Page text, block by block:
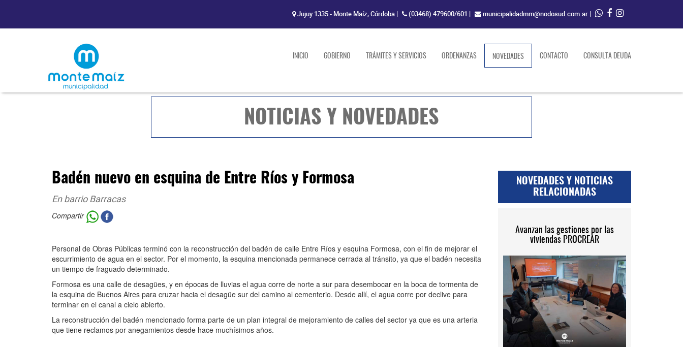
Jujuy 1335 - Monte Maíz, Córdoba | (03468) 479600/601 | municipalidadmm@nodosud.com.ar |
INICIO GOBIERNO TRÁMITES Y SERVICIOS ORDENANZAS NOVEDADES(current)CONTACTO CONSULTA DEUDA
NOTICIAS Y NOVEDADES
Badén nuevo en esquina de Entre Ríos y Formosa
En barrio Barracas
Compartir
Personal de Obras Públicas terminó con la reconstrucción del badén de calle Entre Ríos y esquina Formosa, con el fin de mejorar el
escurrimiento de agua en el sector. Por el momento, la esquina mencionada permanece cerrada al tránsito, ya que el badén necesita
un tiempo de fraguado determinado.
Formosa es una calle de desagües, y en épocas de lluvias el agua corre de norte a sur para desembocar en la boca de tormenta de
la esquina de Buenos Aires para cruzar hacia el desagüe sur del camino al cementerio. Desde allí, el agua corre por declive para
terminar en el canal a cielo abierto.
La reconstrucción del badén mencionado forma parte de un plan integral de mejoramiento de calles del sector ya que es una arteria
que tiene reclamos por anegamientos desde hace muchísimos años.
NOVEDADES Y NOTICIAS
RELACIONADAS
Avanzan las gestiones por las
viviendas PROCREAR